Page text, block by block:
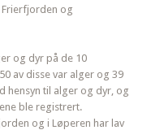
Frierfjorden og
og dyr på de 10
av disse var alger og 39
hensyn til alger og dyr, og
ble registrert.
og i Løperen har lav